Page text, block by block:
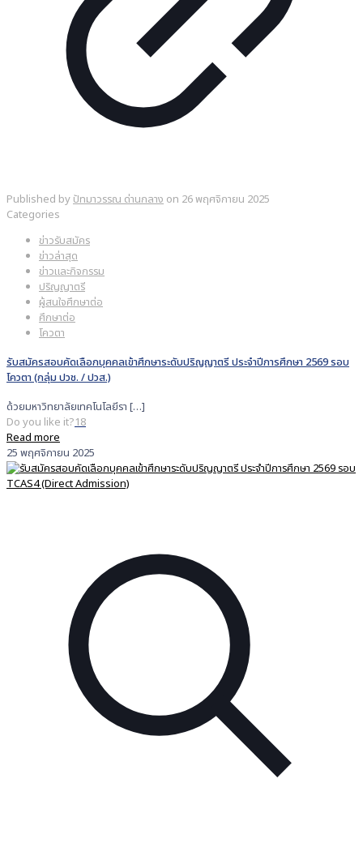
Published by ปัทมาวรรณ ด่านกลาง on 26 พฤศจิกายน 2025
Categories
ข่าวรับสมัคร
ข่าวล่าสุด
ข่าวและกิจกรรม
ปริญญาตรี
ผู้สนใจศึกษาต่อ
ศึกษาต่อ
โควตา
รับสมัครสอบคัดเลือกบุคคลเข้าศึกษาระดับปริญญาตรี ประจำปีการศึกษา 2569 รอบ
โควตา (กลุ่ม ปวช. / ปวส.)
ด้วยมหาวิทยาลัยเทคโนโลยีรา […]
Do you like it?18
Read more
25 พฤศจิกายน 2025